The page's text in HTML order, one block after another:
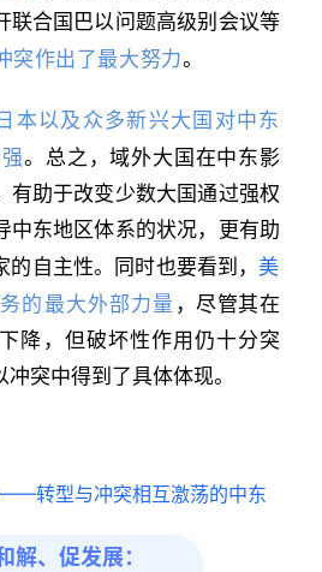
联合国巴以问题高级别会议等
突作出了最大努力。
本以及众多新兴大国对中东
。总之，域外大国在中东影
有助于改变少数大国通过强权
中东地区体系的状况，更有助
自主性。同时也要看到， 美
的最大外部力量 ，尽管其在
降，但破坏性作用仍十分突
突中得到了具体体现。
解、促发展：